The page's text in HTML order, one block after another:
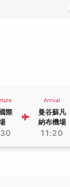
際
Arrival
曼谷蘇凡
納布機場
11:20